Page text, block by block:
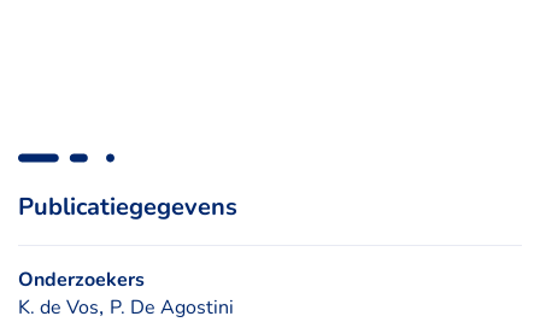
Publicatiegegevens
Onderzoekers
K. de Vos, P. De Agostini